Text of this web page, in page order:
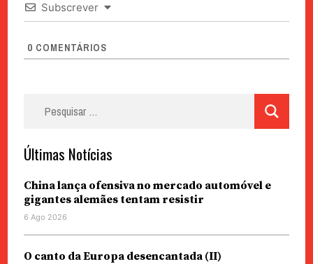
Subscrever
0 COMENTÁRIOS
Últimas Notícias
China lança ofensiva no mercado automóvel e
gigantes alemães tentam resistir
6 Ago 2026
O canto da Europa desencantada (II)